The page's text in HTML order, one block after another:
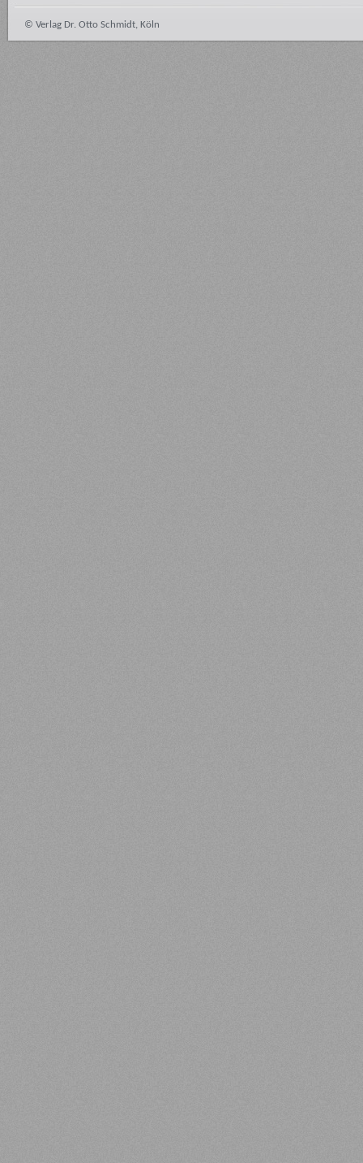
© Verlag Dr. Otto Schmidt, Köln